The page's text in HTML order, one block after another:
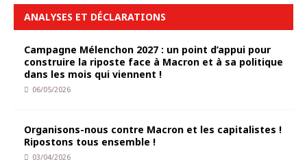
ANALYSES ET DÉCLARATIONS
Campagne Mélenchon 2027 : un point d’appui pour
construire la riposte face à Macron et à sa politique
dans les mois qui viennent !
06/05/2026
Organisons-nous contre Macron et les capitalistes !
Ripostons tous ensemble !
03/04/2026